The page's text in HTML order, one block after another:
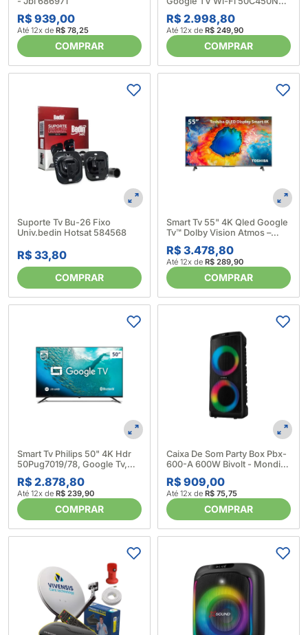
R$ 939,00
Até 12x de R$ 78,25
COMPRAR
Toshiba (677889)
R$ 2.998,80
Até 12x de R$ 249,90
COMPRAR
Suporte Tv Bu-26 Fixo
Univ.bedin Hotsat 584568
R$ 33,80
COMPRAR
Smart Tv 55" 4K Qled Google
Tv™ Dolby Vision Atmos –
Toshiba 677886
R$ 3.478,80
Até 12x de R$ 289,90
COMPRAR
Smart Tv Philips 50" 4K Hdr
50Pug7019/78, Google Tv,
Comando De Voz 676563
R$ 2.878,80
Até 12x de R$ 239,90
COMPRAR
Caixa De Som Party Box Pbx-
600-A 600W Bivolt - Mondial
686218
R$ 909,00
Até 12x de R$ 75,75
COMPRAR